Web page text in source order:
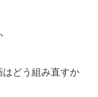
はどう組み直すか